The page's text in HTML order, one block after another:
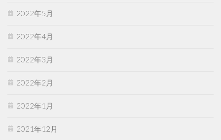
2022年5月
2022年4月
2022年3月
2022年2月
2022年1月
2021年12月